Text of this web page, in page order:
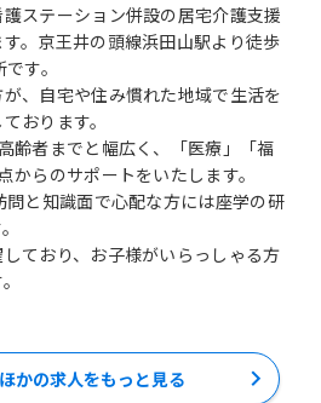
ステーション併設の居宅介護支援
。京王井の頭線浜田山駅より徒歩
す。
、自宅や住み慣れた地域で生活を
おります。
齢者までと幅広く、「医療」「福
からのサポートをいたします。
と知識面で心配な方には座学の研
ており、お子様がいらっしゃる方
かの求人をもっと見る